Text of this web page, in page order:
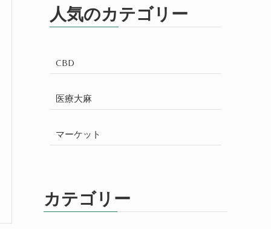
人気のカテゴリー
CBD
医療大麻
マーケット
カテゴリー